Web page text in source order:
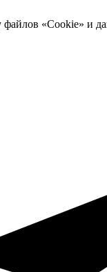
«Cookie» и